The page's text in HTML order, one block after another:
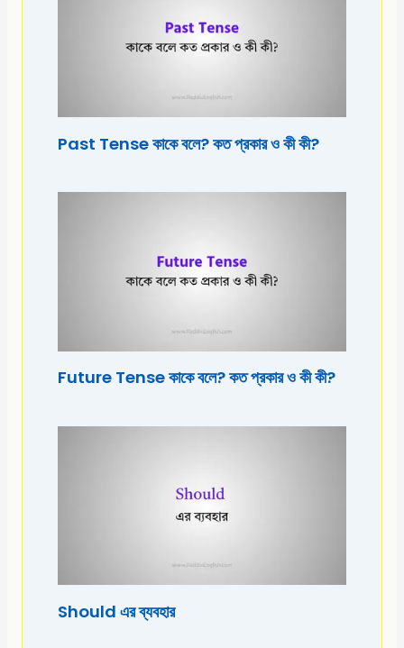
Past Tense কাকে বলে? কত প্রকার ও কী কী?
Future Tense কাকে বলে? কত প্রকার ও কী কী?
Should এর ব্যবহার